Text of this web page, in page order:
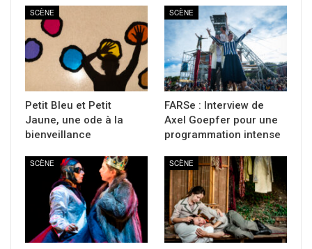
SCÈNE
Petit Bleu et Petit
Jaune, une ode à la
bienveillance
SCÈNE
FARSe : Interview de
Axel Goepfer pour une
programmation intense
SCÈNE SCÈNE